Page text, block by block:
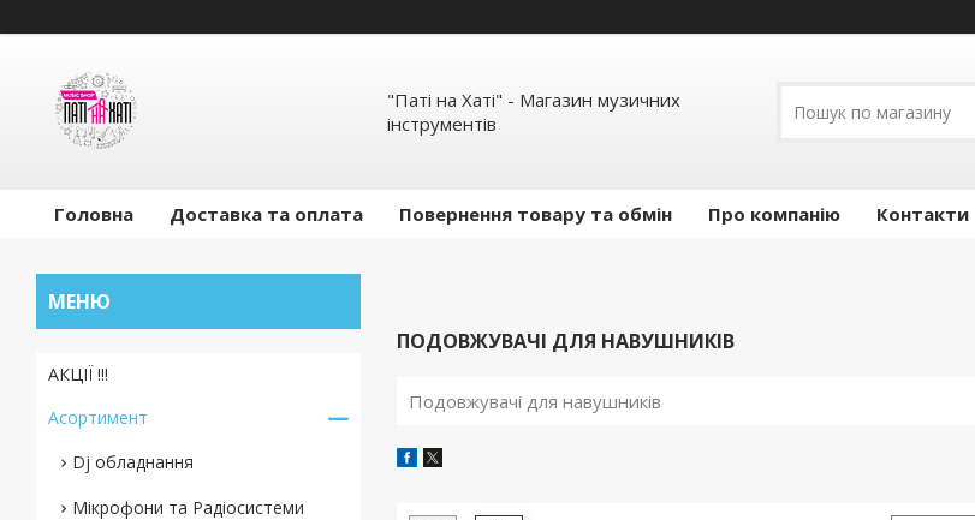
"Паті на Хаті" - Магазин музичних
інструментів
Головна Доставка та оплата Повернення товару та обмін Про компанію Контакти
ПОДОВЖУВАЧІ ДЛЯ НАВУШНИКІВ
Подовжувачі для навушників
АКЦІЇ !!!
Асортимент
Dj обладнання
Мікрофони та Радіосистеми